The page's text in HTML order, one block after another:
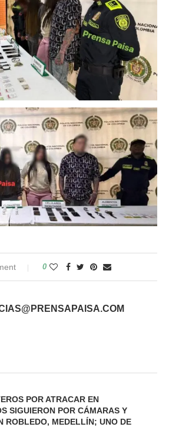
0
POR ATRACAR EN
SIGUIERON POR CÁMARAS Y
ROBLEDO, MEDELLÍN; UNO DE